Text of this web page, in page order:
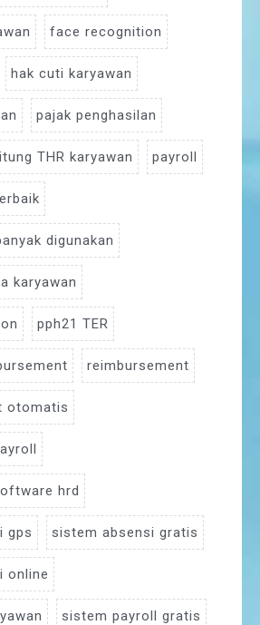
face recognition
hak cuti karyawan
pajak penghasilan
THR karyawan payroll
digunakan
karyawan
pph21 TER
reimbursement
otomatis
hrd
gps sistem absensi gratis
online
sistem payroll gratis